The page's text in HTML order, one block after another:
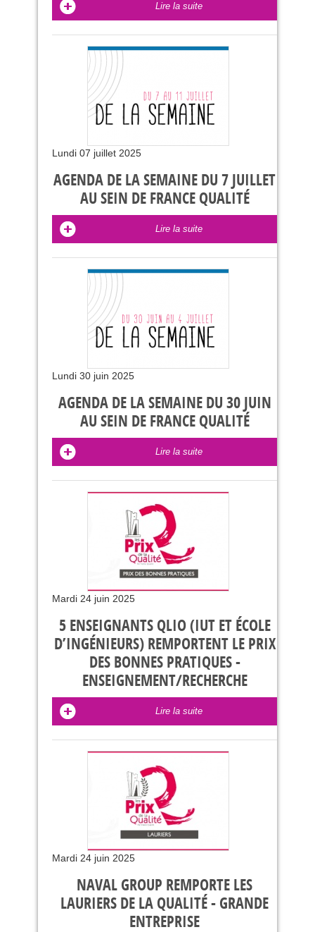
Lire la suite
Lundi 07 juillet 2025
AGENDA DE LA SEMAINE DU 7 JUILLET
AU SEIN DE FRANCE QUALITÉ
Lire la suite
Lundi 30 juin 2025
AGENDA DE LA SEMAINE DU 30 JUIN
AU SEIN DE FRANCE QUALITÉ
Lire la suite
Mardi 24 juin 2025
5 ENSEIGNANTS QLIO (IUT ET ÉCOLE
D’INGÉNIEURS) REMPORTENT LE PRIX
DES BONNES PRATIQUES -
ENSEIGNEMENT/RECHERCHE
Lire la suite
Mardi 24 juin 2025
NAVAL GROUP REMPORTE LES
LAURIERS DE LA QUALITÉ - GRANDE
ENTREPRISE